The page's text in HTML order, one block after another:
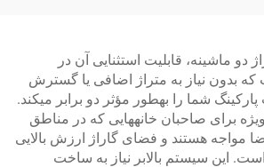
دو ماشینه، قابلیت استثنایی آن در
بدون نیاز به متراژ اضافی یا گسترش
شما را بهطور مؤثر دو برابر میکند.
برای صاحبان خانههایی که در مناطق
مواجه هستند و فضای گاراژ ارزش بالایی
این سیستم بالابر نیاز به ساخت